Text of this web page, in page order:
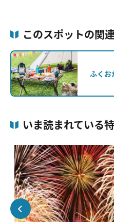
このスポットの関
ふくお
いま読まれている